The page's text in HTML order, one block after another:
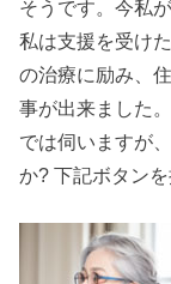
そうです。今私
私は支援を受け
の治療に励み、
事が出来ました。
では伺いますが
か? 下記ボタン